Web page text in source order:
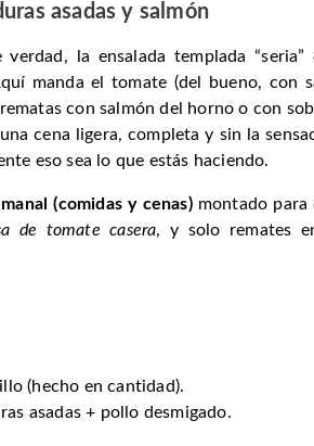
asadas y salmón
la ensalada templada “seria”
manda el tomate (del bueno, con
con salmón del horno o con
cena ligera, completa y sin la
eso sea lo que estás haciendo.
(comidas y cenas)montado para
de tomate casera, y solo remates
(hecho en cantidad).
asadas + pollo desmigado.